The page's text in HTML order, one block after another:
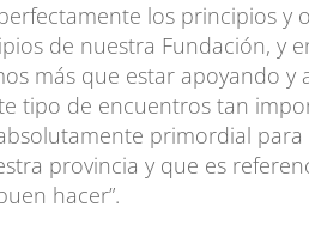
los principios y
de nuestra Fundación, y
más que estar apoyando y
tipo de encuentros tan
primordial
provincia y que es
hacer”.